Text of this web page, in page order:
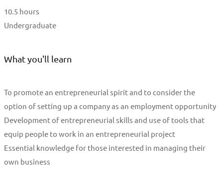
10.5 hours
Undergraduate
What you'll learn
To promote an entrepreneurial spirit and to consider the
option of setting up a company as an employment opportunity
Development of entrepreneurial skills and use of tools that
equip people to work in an entrepreneurial project
Essential knowledge for those interested in managing their
own business